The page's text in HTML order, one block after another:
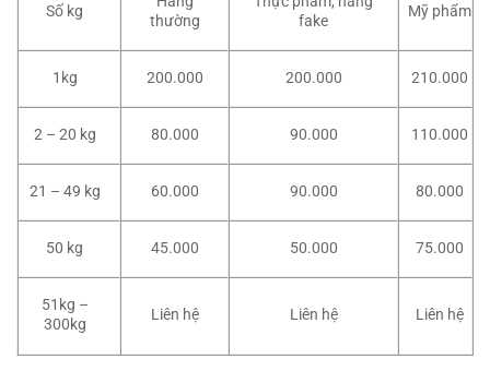
Số kg
thường
fake
Mỹ phẩm
1kg 200.000 200.000 210.000
2 – 20 kg 80.000 90.000 110.000
21 – 49 kg 60.000 90.000 80.000
50 kg 45.000 50.000 75.000
51kg –
300kg
Liên hệ Liên hệ Liên hệ